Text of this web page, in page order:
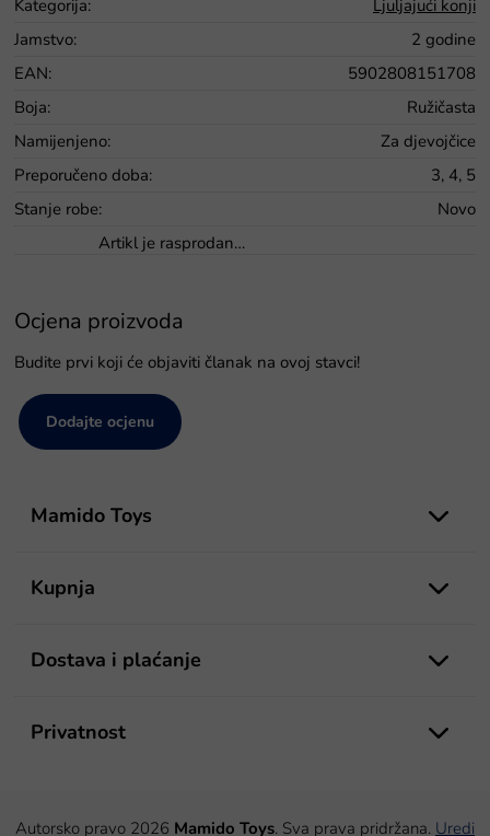
Kategorija:
Ljuljajući konji
Jamstvo:
2 godine
EAN:
5902808151708
Boja:
Ružičasta
Namijenjeno:
Za djevojčice
Preporučeno doba:
3, 4, 5
Stanje robe:
Novo
Artikl je rasprodan…
Ocjena proizvoda
Budite prvi koji će objaviti članak na ovoj stavci!
Dodajte ocjenu
Mamido Toys
Kupnja
Dostava i plaćanje
Privatnost
Autorsko pravo 2026 Mamido Toys. Sva prava pridržana. Uredi